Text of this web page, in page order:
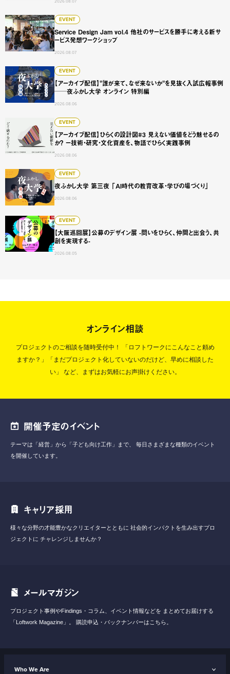
2026.08.07
EVENT
Service Design Jam vol.4 他社のサービスを勝手に考える新サ
ービス発想ワークショップ
2026.08.07
Service Design Jam vol.4 他社のサービスを勝手に考える
EVENT
【アーカイブ配信】"誰が来て、なぜ来ないか"を見抜く入試広報事例
──夜ふかし大学 オンライン 特別編
2026.08.06
【アーカイブ配信】"誰が来て、なぜ来ないか"を見抜く入
EVENT
【アーカイブ配信】ひらくの設計図#3 見えない価値をどう魅せるの
か？ ー技術・研究・文化資産を、物語でひらく実践事例
2026.08.06
【アーカイブ配信】ひらくの設計図#3 見えない価値をどう
EVENT
夜ふかし大学 第三夜 「AI時代の教育改革・学びの場づくり」
2026.08.06
夜ふかし大学 第三夜 「AI時代の教育改革・学びの場づくり」
EVENT
【大阪巡回展】公募のデザイン展 -問いをひらく、仲間と出会う、共
創を実現する-
2026.08.05
【大阪巡回展】公募のデザイン展 -問いをひらく、仲間と出
オンライン相談
プロジェクトのご相談を随時受付中！
「ロフトワークにこんなこと頼め
ますか？」「まだプロジェクト化していないのだけど、早めに相談した
い」
など、まずはお気軽にお声掛けください。
開催予定のイベント
テーマは「経営」から「子ども向け工作」まで、
毎日さまざまな種類のイベント
を開催しています。
キャリア採用
様々な分野の才能豊かなクリエイターとともに 社会的インパクトを生み出すプロ
ジェクトに チャレンジしませんか？
メールマガジン
プロジェクト事例やFindings・コラム、イベント情報などを まとめてお届けする
「Loftwork Magazine」。
購読申込・バックナンバーはこちら。
Who We Are